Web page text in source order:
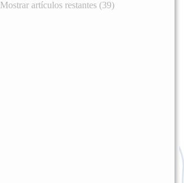
Mostrar artículos restantes (39)